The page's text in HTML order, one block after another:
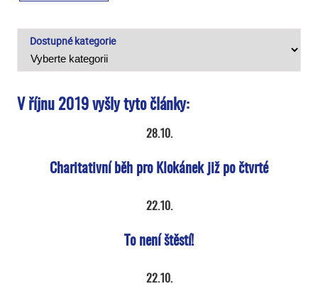
Dostupné kategorie
V říjnu 2019 vyšly tyto články:
28.10.
Charitativní běh pro Klokánek již po čtvrté
22.10.
To není štěstí!
22.10.